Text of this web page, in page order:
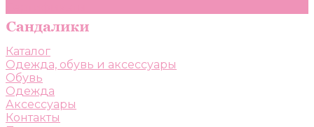
Каталог
Одежда, обувь и аксессуары
Обувь
Одежда
Аксессуары
Контакты